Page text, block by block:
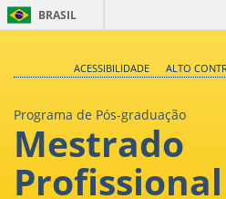
BRASIL
ACESSIBILIDADE
ALTO
Programa de Pós-graduação
Mestrado